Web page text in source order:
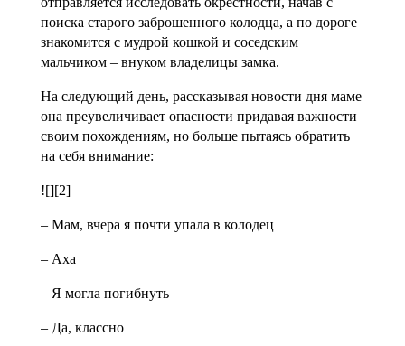
поиска старого заброшенного колодца, а по дороге
знакомится с мудрой кошкой и соседским
мальчиком – внуком владелицы замка.
На следующий день, рассказывая новости дня маме
она преувеличивает опасности придавая важности
своим похождениям, но больше пытаясь обратить
на себя внимание:
![][2]
– Мам, вчера я почти упала в колодец
– Аха
– Я могла погибнуть
– Да, классно